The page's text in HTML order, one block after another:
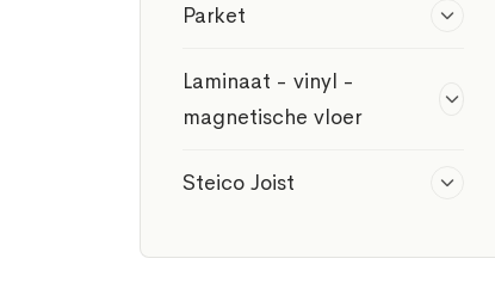
Parket
Laminaat - vinyl -
magnetische vloer
Steico Joist